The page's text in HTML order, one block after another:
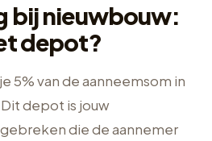
bij nieuwbouw:
depot?
5% van de aanneemsom in
depot is jouw
die de aannemer